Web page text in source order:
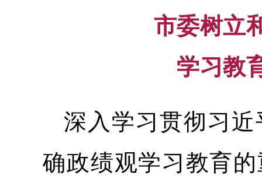
市委树立
学习教
深入学习贯彻习
确政绩观学习教育